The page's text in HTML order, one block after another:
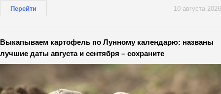
Перейти 10 августа 2026
Выкапываем картофель по Лунному календарю: названы
лучшие даты августа и сентября – сохраните